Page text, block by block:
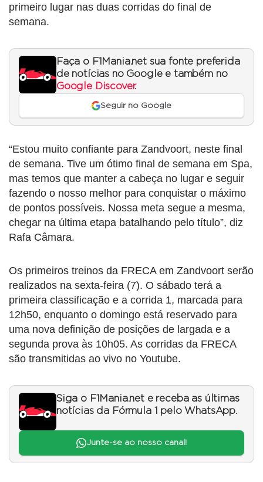
primeiro lugar nas duas corridas do final de
semana.
Faça o F1Mania.net sua fonte preferida
de notícias no Google e também no
Google Discover.
Seguir no Google
“Estou muito confiante para Zandvoort, neste final
de semana. Tive um ótimo final de semana em Spa,
mas temos que manter a cabeça no lugar e seguir
fazendo o nosso melhor para conquistar o máximo
de pontos possíveis. Nossa meta segue a mesma,
chegar na última etapa batalhando pelo título”, diz
Rafa Câmara.
Os primeiros treinos da FRECA em Zandvoort serão
realizados na sexta-feira (7). O sábado terá a
primeira classificação e a corrida 1, marcada para
12h50, enquanto o domingo está reservado para
uma nova definição de posições de largada e a
segunda prova às 10h05. As corridas da FRECA
são transmitidas ao vivo no Youtube.
Siga o F1Mania.net e receba as últimas
notícias da Fórmula 1 pelo WhatsApp.
Junte-se ao nosso canal!